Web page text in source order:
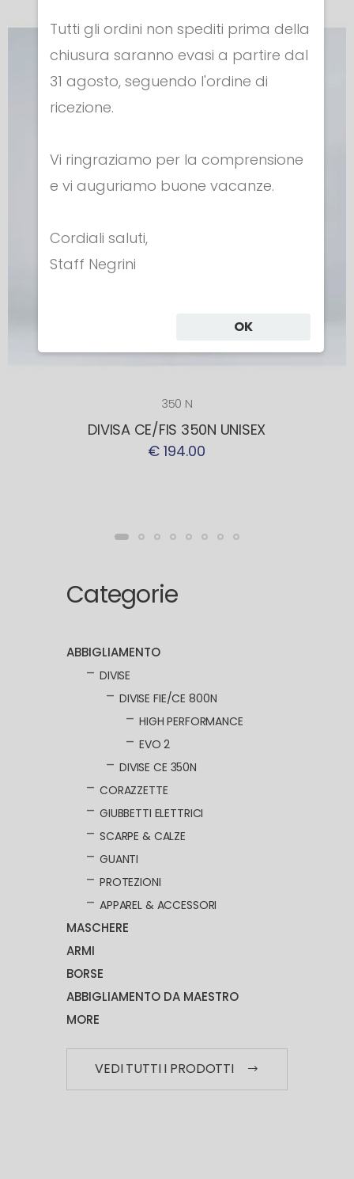
350 N
DIVISA CE/FIS 350N UNISEX
€ 194.00
Categorie
ABBIGLIAMENTO
DIVISE
DIVISE FIE/CE 800N
HIGH PERFORMANCE
EVO 2
DIVISE CE 350N
CORAZZETTE
GIUBBETTI ELETTRICI
SCARPE & CALZE
GUANTI
PROTEZIONI
APPAREL & ACCESSORI
MASCHERE
ARMI
BORSE
ABBIGLIAMENTO DA MAESTRO
MORE
VEDI TUTTI I PRODOTTI
Tutti gli ordini non spediti prima della
chiusura saranno evasi a partire dal
31 agosto, seguendo l'ordine di
ricezione.
Vi ringraziamo per la comprensione
e vi auguriamo buone vacanze.
Cordiali saluti,
Staff Negrini
OK